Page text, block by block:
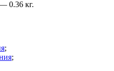
0.36 кг.
;
;